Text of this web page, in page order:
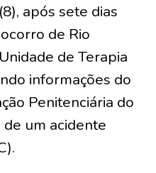
após sete dias
de Rio
de Terapia
informações do
Penitenciária do
um acidente